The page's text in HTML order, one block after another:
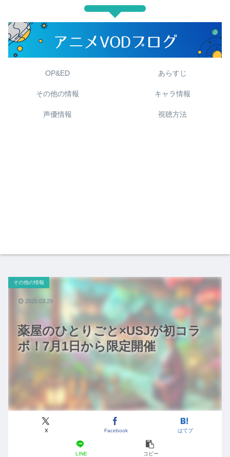
OP&ED あらすじ
その他の情報 キャラ情報
声優情報 視聴方法
薬屋のひとりごと×USJが初コラ
ボ！7月1日から限定開催
その他の情報
X Facebook はてブ
LINE コピー
2025.03.29